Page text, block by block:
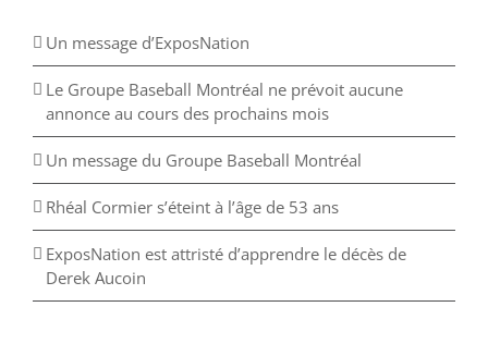
Un message d’ExposNation
Le Groupe Baseball Montréal ne prévoit aucune
annonce au cours des prochains mois
Un message du Groupe Baseball Montréal
Rhéal Cormier s’éteint à l’âge de 53 ans
ExposNation est attristé d’apprendre le décès de
Derek Aucoin